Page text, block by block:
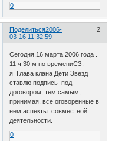
0
Поделиться 2
2006-
03-16 11:32:59
Сегодня,16 марта 2006 года .
11 ч 30 м по времениСЗ.
я Глава клана Дети Звезд
ставлю подпись под
договором, тем самым,
принимая, все оговоренные в
нем аспекты совместной
деятельности.
0